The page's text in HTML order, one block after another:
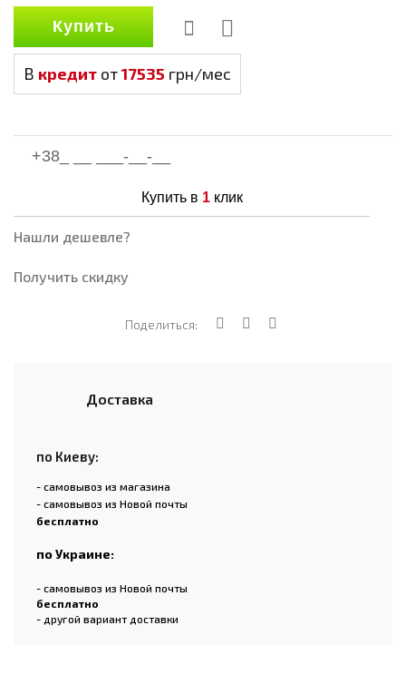
Купить
В кредит от17535 грн/мес
Купить в 1клик
Нашли дешевле?
Получить скидку
Поделиться:
Доставка
по Киеву:
- самовывоз из магазина
- самовывоз из Новой почты
бесплатно
по Украине:
- самовывоз из Новой почты
бесплатно
- другой вариант доставки